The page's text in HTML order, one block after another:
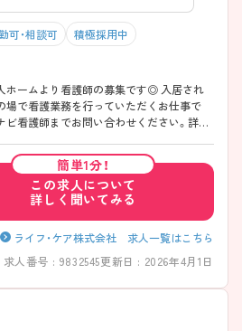
可・相談可 積極採用中
ホームより看護師の募集です◎ 入居され
場で看護業務を行っていただくお仕事で
ビ看護師までお問い合わせください。詳細
簡単1分！
この求人について
詳しく聞いてみる
ライフ・ケア株式会社 求人一覧はこちら
求人番号 : 9832545更新日 : 2026年4月1日